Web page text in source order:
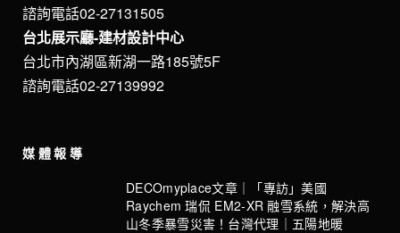
諮詢電話02-27131505
台北展示廳-建材設計中心
台北市內湖區新湖一路185號5F
諮詢電話02-27139992
媒體報導
DECOmyplace文章｜「專訪」美國
Raychem 瑞侃 EM2-XR 融雪系統，解決高
山冬季暴雪災害！台灣代理｜五陽地暖